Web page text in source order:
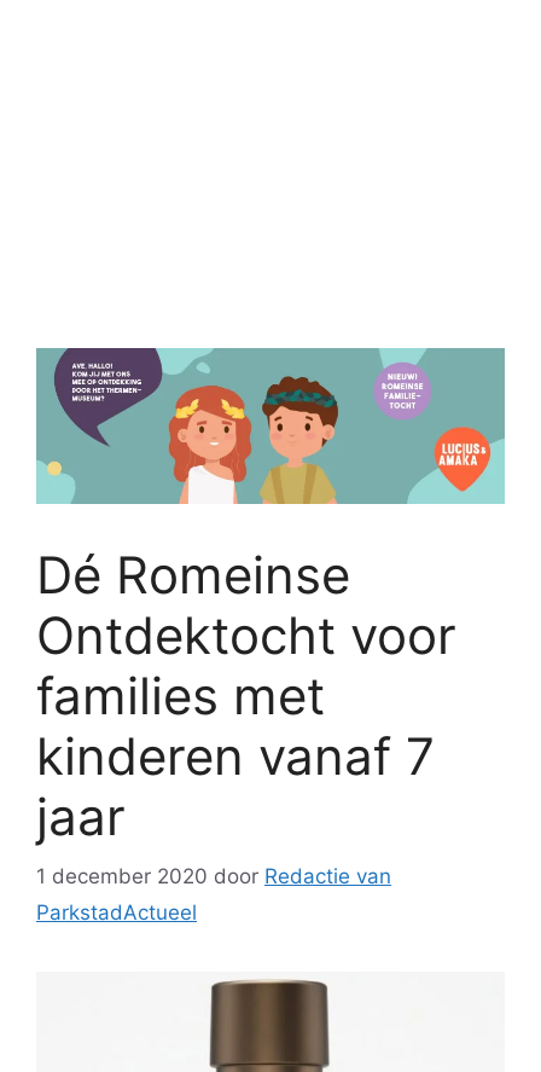
Dé Romeinse
Ontdektocht voor
families met
kinderen vanaf 7
jaar
1 december 2020 door Redactie van
ParkstadActueel